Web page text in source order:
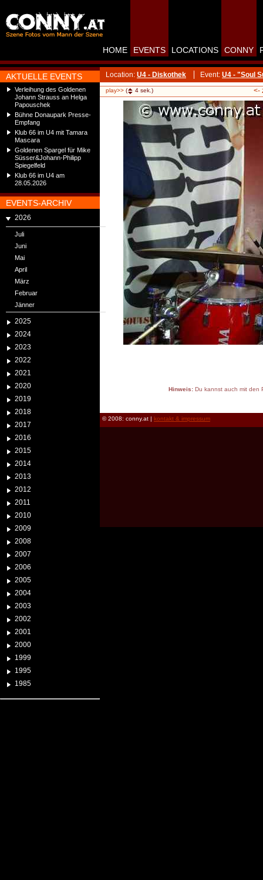
AKTUELLE EVENTS
Verleihung des Goldenen
Johann Strauss an Helga
Papouschek
Bühne Donaupark Presse-
Empfang
Klub 66 im U4 mit Tamara
Mascara
Goldenen Spargel für Mike
Süsser&Johann-Philipp
Spiegelfeld
Klub 66 im U4 am
28.05.2026
EVENTS-ARCHIV
2026
Juli
Juni
Mai
April
März
Februar
Jänner
2025
2024
2023
2022
2021
2020
2019
2018
2017
2016
2015
2014
2013
2012
2011
2010
2009
2008
2007
2006
2005
2004
2003
2002
2001
2000
1999
1995
1985
HOME EVENTS LOCATIONS CONNY
Location: U4 - Diskothek Event: U4 - "Soul
play>> ( 4 sek.) <-
Hinweis:Du kannst auch mit den
© 2008: conny.at | kontakt & impressum